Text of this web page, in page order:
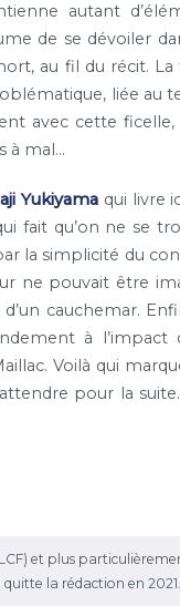
autant
de se dévoiler
au fil du récit. La
liée au
avec cette
à mal…
Yukiyama qui livre
fait qu’on ne se
la simplicité du
ne pouvait être
cauchemar.
à l’impact
Voilà qui
pour la
et plus
la rédaction en 2021.